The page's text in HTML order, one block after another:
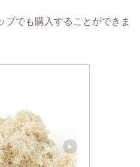
プでも購入することができま